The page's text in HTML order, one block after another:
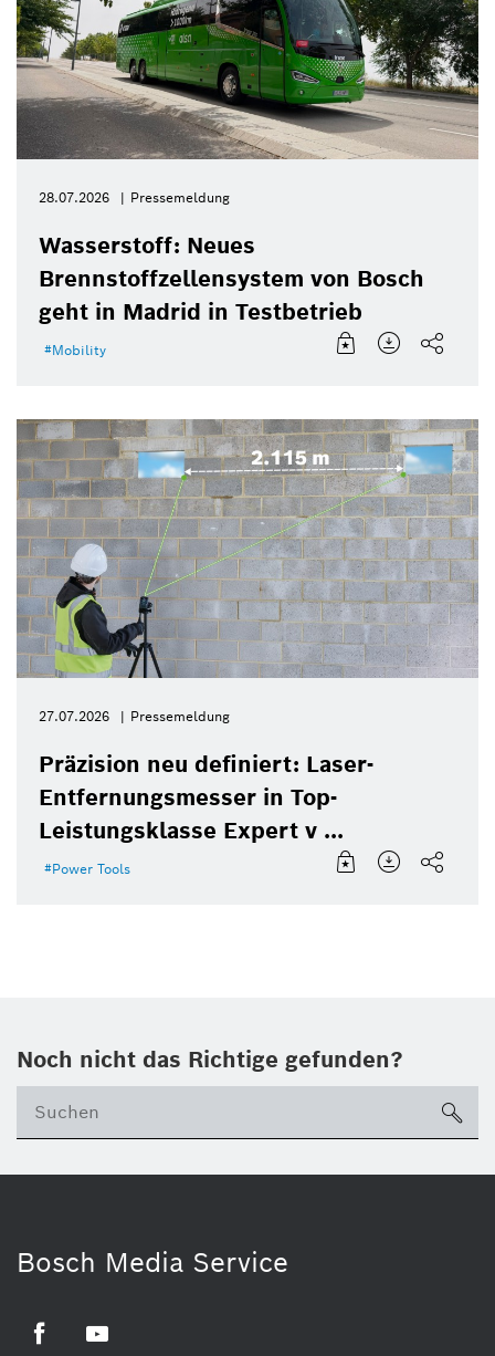
28.07.2026 Pressemeldung
Wasserstoff: Neues
Brennstoffzellensystem von Bosch
geht in Madrid in Testbetrieb
Mobility
27.07.2026 Pressemeldung
Präzision neu definiert: Laser-
Entfernungsmesser in Top-
Leistungsklasse Expert v ...
Power Tools
Noch nicht das Richtige gefunden?
Bosch Media Service